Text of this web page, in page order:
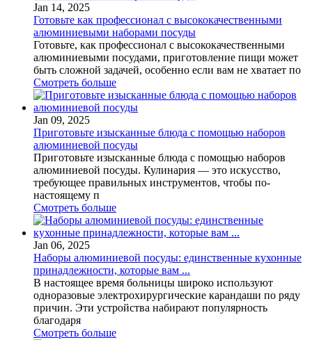
Jan 14, 2025
Готовьте как профессионал с высококачественными
алюминиевыми наборами посуды
Готовьте, как профессионал с высококачественными
алюминиевыми посудами, приготовление пищи может
быть сложной задачей, особенно если вам не хватает по
Смотреть больше
Jan 09, 2025
Приготовьте изысканные блюда с помощью наборов
алюминиевой посуды
Приготовьте изысканные блюда с помощью наборов
алюминиевой посуды. Кулинария — это искусство,
требующее правильных инструментов, чтобы по-
настоящему п
Смотреть больше
Jan 06, 2025
Наборы алюминиевой посуды: единственные кухонные
принадлежности, которые вам ...
В настоящее время больницы широко используют
одноразовые электрохирургические карандаши по ряду
причин. Эти устройства набирают популярность
благодаря
Смотреть больше